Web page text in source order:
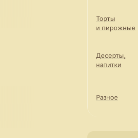
Торты
и пирожные
Десерты,
напитки
Разное